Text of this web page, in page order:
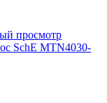
просмотр
SchE MTN4030-